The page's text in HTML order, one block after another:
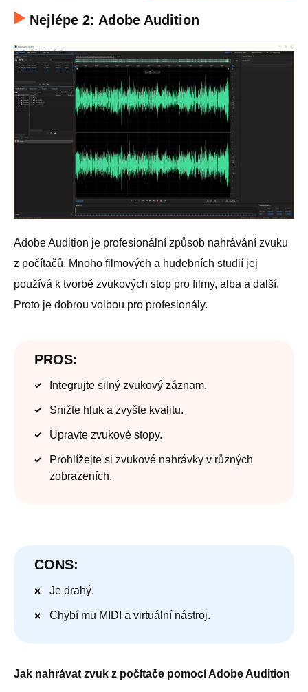
Nejlépe 2: Adobe Audition
Adobe Audition je profesionální způsob nahrávání zvuku
z počítačů. Mnoho filmových a hudebních studií jej
používá k tvorbě zvukových stop pro filmy, alba a další.
Proto je dobrou volbou pro profesionály.
PROS:
Integrujte silný zvukový záznam.
Snižte hluk a zvyšte kvalitu.
Upravte zvukové stopy.
Prohlížejte si zvukové nahrávky v různých
zobrazeních.
CONS:
Je drahý.
Chybí mu MIDI a virtuální nástroj.
Jak nahrávat zvuk z počítače pomocí Adobe Audition